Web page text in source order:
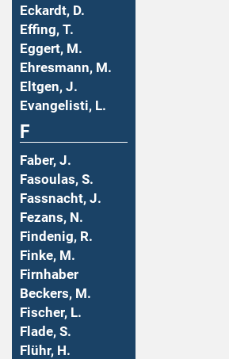
Eckardt, D.
Effing, T.
Eggert, M.
Ehresmann, M.
Eltgen, J.
Evangelisti, L.
F
Faber, J.
Fasoulas, S.
Fassnacht, J.
Fezans, N.
Findenig, R.
Finke, M.
Firnhaber
Beckers, M.
Fischer, L.
Flade, S.
Flühr, H.